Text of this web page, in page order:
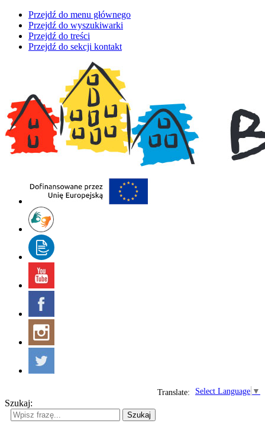
Przejdź do menu głównego
Przejdź do wyszukiwarki
Przejdź do treści
Przejdź do sekcji kontakt
Select Language ▼
Translate:
Szukaj:
Szukaj